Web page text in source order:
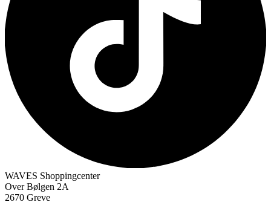
WAVES Shoppingcenter
Over Bølgen 2A
2670 Greve